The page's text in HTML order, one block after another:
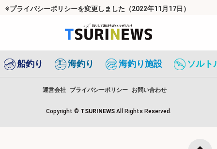
※プライバシーポリシーを変更しました（2022年11月17日）
船釣り 海釣り 海釣り施設 ソルト
運営会社 プライバシーポリシー お問い合わせ
Copyright © TSURINEWS All Rights Reserved.